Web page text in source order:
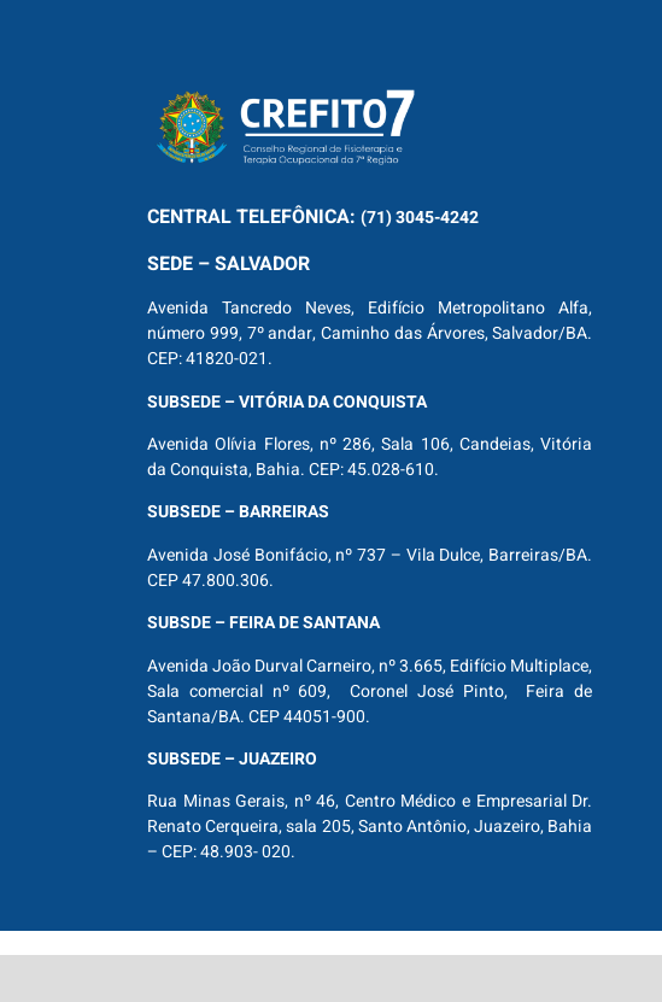
CENTRALTELEFÔNICA: (71) 3045-4242
SEDE – SALVADOR
Avenida Tancredo Neves, Edifício Metropolitano Alfa,
número 999, 7º andar, Caminho das Árvores, Salvador/BA.
CEP: 41820-021.
SUBSEDE – VITÓRIA DA CONQUISTA
Avenida Olívia Flores, nº 286, Sala 106, Candeias, Vitória
da Conquista, Bahia. CEP: 45.028-610.
SUBSEDE – BARREIRAS
Avenida José Bonifácio, nº 737 – Vila Dulce, Barreiras/BA.
CEP 47.800.306.
SUBSDE – FEIRA DE SANTANA
Avenida João Durval Carneiro, nº 3.665, Edifício Multiplace,
Sala comercial nº 609, Coronel José Pinto, Feira de
Santana/BA. CEP 44051-900.
SUBSEDE – JUAZEIRO
Rua Minas Gerais, nº 46, Centro Médico e Empresarial Dr.
Renato Cerqueira, sala 205, Santo Antônio, Juazeiro, Bahia
– CEP: 48.903- 020.